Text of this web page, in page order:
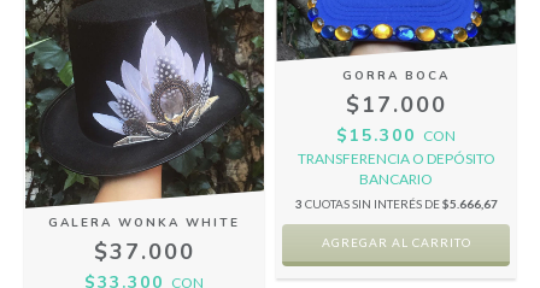
GALERA WONKA WHITE
$37.000
$33.300 CON
GORRA BOCA
$17.000
$15.300 CON
TRANSFERENCIA O DEPÓSITO
BANCARIO
3 CUOTAS SIN INTERÉS DE$5.666,67